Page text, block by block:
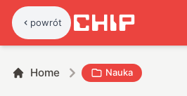
powrót
Home Nauka